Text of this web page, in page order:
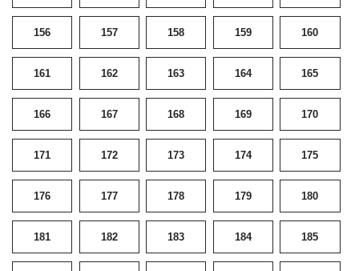
156 157 158 159 160
161 162 163 164 165
166 167 168 169 170
171 172 173 174 175
176 177 178 179 180
181 182 183 184 185